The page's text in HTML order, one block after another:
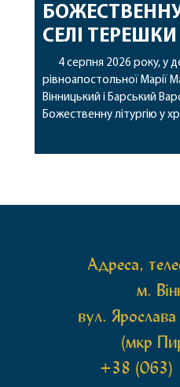
СЕЛІ ТЕРЕШКИ
4 серпня 2026 року, у
рівноапостольної Марії
Вінницький і Барський
Божественну літургію у
Богородиці села
Адреса,
м.
вул.
(мкр
+38 (063)